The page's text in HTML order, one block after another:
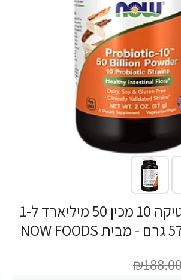
אבקת פרוביוטיקה 10 מכין 50 מיליארד ל-1